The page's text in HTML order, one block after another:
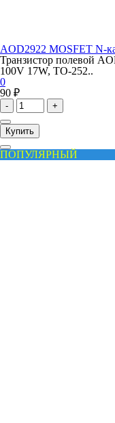
AOD2922 MOSFET N-
Транзистор полевой
100V 17W, TO-252..
0
90 ₽
- +
Купить
ПОПУЛЯРНЫЙ